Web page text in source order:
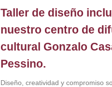
Taller de diseño
nuestro centro de
cultural Gonzalo
Pessino.
Diseño, creatividad y compromiso